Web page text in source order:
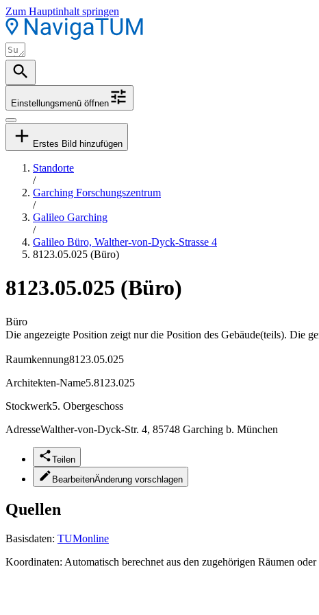
Zum Hauptinhalt springen
Einstellungsmenü öffnen
Erstes Bild hinzufügen
Standorte
/
Garching Forschungszentrum
/
Galileo Garching
/
Galileo Büro, Walther-von-Dyck-Strasse 4
8123.05.025 (Büro)
8123.05.025 (Büro)
Büro
Die angezeigte Position zeigt nur die Position des Gebäude(teils). Die
Raumkennung8123.05.025
Architekten-Name5.8123.025
Stockwerk5. Obergeschoss
AdresseWalther-von-Dyck-Str. 4, 85748 Garching b. München
Teilen
BearbeitenÄnderung vorschlagen
Quellen
Basisdaten: TUMonline
Koordinaten: Automatisch berechnet aus den zugehörigen Räumen oder